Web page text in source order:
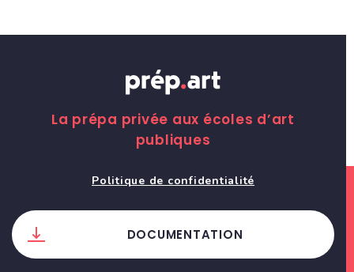
La prépa privée aux écoles d’art
publiques
Politique de confidentialité
DOCUMENTATION